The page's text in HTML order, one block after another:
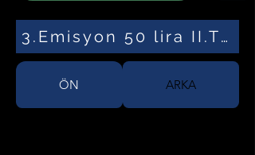
3.Emisyon 50 lira
ÖN ARKA